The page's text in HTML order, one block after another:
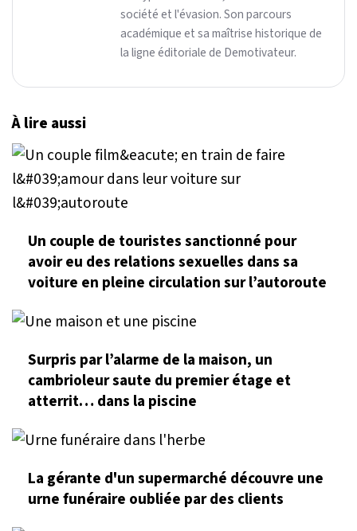
société et l'évasion. Son parcours
académique et sa maîtrise historique de
la ligne éditoriale de Demotivateur.
À lire aussi
Un couple de touristes sanctionné pour
avoir eu des relations sexuelles dans sa
voiture en pleine circulation sur l’autoroute
Surpris par l’alarme de la maison, un
cambrioleur saute du premier étage et
atterrit… dans la piscine
La gérante d'un supermarché découvre une
urne funéraire oubliée par des clients